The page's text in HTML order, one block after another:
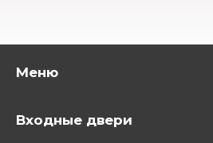
Меню
Входные двери